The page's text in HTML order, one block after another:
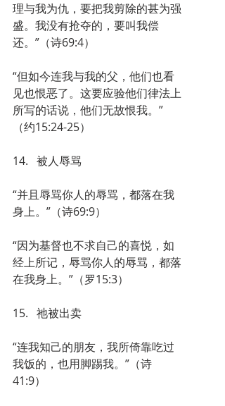
理与我为仇，要把我剪除的甚为强
盛。我没有抢夺的，要叫我偿
还。”（诗69:4）
“但如今连我与我的父，他们也看
见也恨恶了。这要应验他们律法上
所写的话说，他们无故恨我。”
（约15:24-25）
14.   被人辱骂
“并且辱骂你人的辱骂，都落在我
身上。”（诗69:9）
“因为基督也不求自己的喜悦，如
经上所记，辱骂你人的辱骂，都落
在我身上。”（罗15:3）
15.   祂被出卖
“连我知己的朋友，我所倚靠吃过
我饭的，也用脚踢我。”（诗
41:9）